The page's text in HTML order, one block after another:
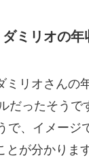
ミリオの年
ミリオさんの
だったそうで
で、イメージ
とが分かりま